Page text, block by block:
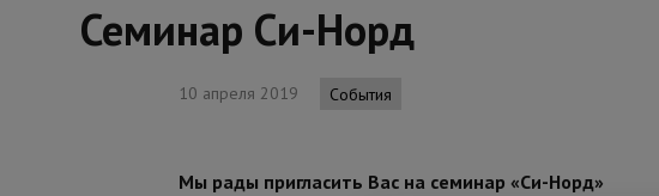
Семинар Си-Норд
10 апреля 2019 События
Мы рады пригласить Вас на семинар «Си-Норд»